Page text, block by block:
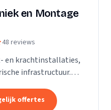
en Montage
48 reviews
en krachtinstallaties,
infrastructuur.
basis leggen...
offertes